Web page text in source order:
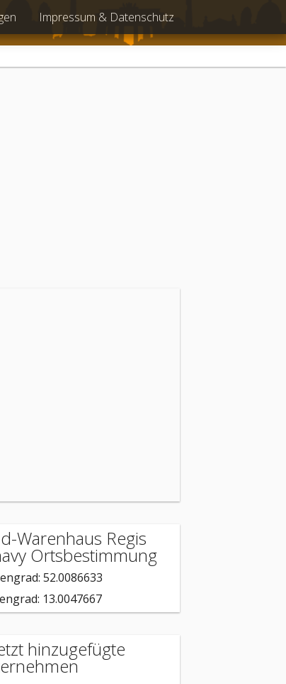
Impressum & Datenschutz
Warenhaus Regis
Ortsbestimmung
52.0086633
13.0047667
hinzugefügte